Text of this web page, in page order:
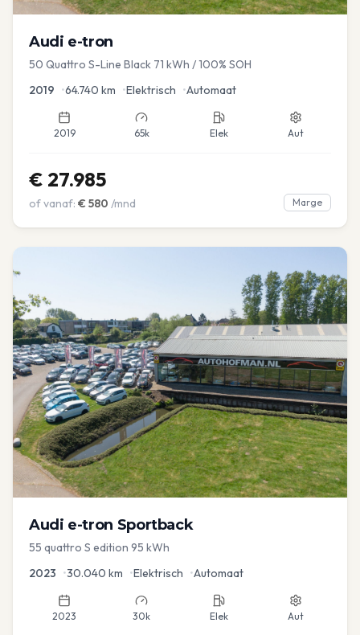
Audi e-tron
50 Quattro S-Line Black 71 kWh / 100% SOH
2019 •64.740 km •Elektrisch •Automaat
2019 65k Elek Aut
€ 27.985
of vanaf: € 580 /mnd Marge
Audi e-tron Sportback
55 quattro S edition 95 kWh
2023 •30.040 km •Elektrisch •Automaat
2023 30k Elek Aut